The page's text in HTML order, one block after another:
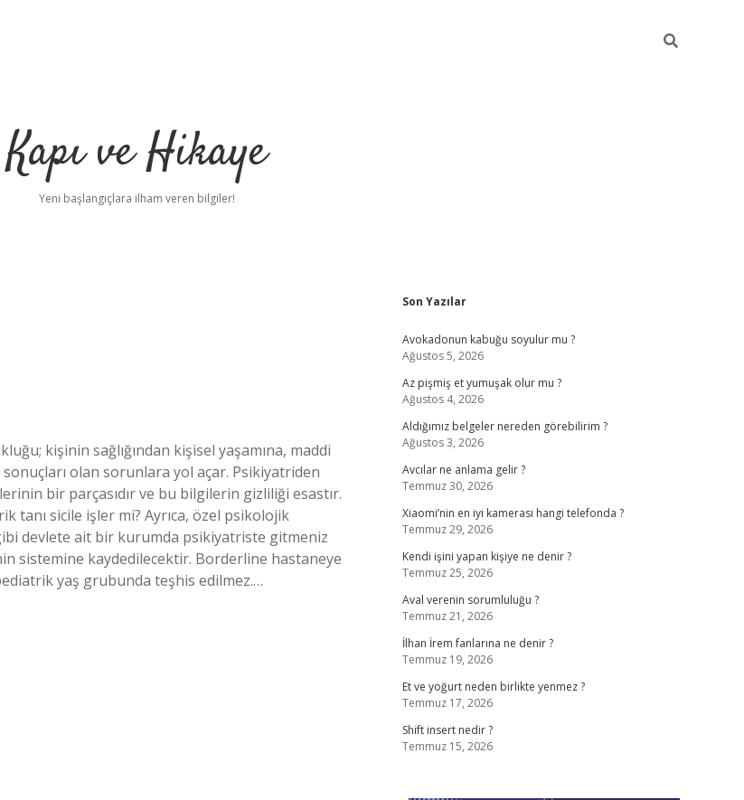
Kapı ve Hikaye
Yeni başlangıçlara ilham veren bilgiler!
kişinin sağlığından kişisel yaşamına, maddi
olan sorunlara yol açar. Psikiyatriden
bir parçasıdır ve bu bilgilerin gizliliği esastır.
tanı sicile işler mi? Ayrıca, özel psikolojik
devlete ait bir kurumda psikiyatriste gitmeniz
sistemine kaydedilecektir. Borderline hastaneye
yaş grubunda teşhis edilmez.…
Sidebar
Son Yazılar
Avokadonun kabuğu soyulur mu ?
Ağustos 5, 2026
Az pişmiş et yumuşak olur mu ?
Ağustos 4, 2026
Aldığımız belgeler nereden görebilirim ?
Ağustos 3, 2026
Avcılar ne anlama gelir ?
Temmuz 30, 2026
Xiaomi’nin en iyi kamerası hangi telefonda ?
Temmuz 29, 2026
Kendi işini yapan kişiye ne denir ?
Temmuz 25, 2026
Aval verenin sorumluluğu ?
Temmuz 21, 2026
İlhan İrem fanlarına ne denir ?
Temmuz 19, 2026
Et ve yoğurt neden birlikte yenmez ?
Temmuz 17, 2026
Shift insert nedir ?
Temmuz 15, 2026